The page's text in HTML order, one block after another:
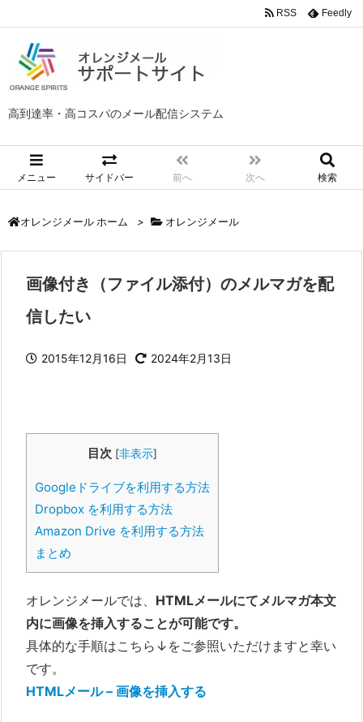
高到達率・高コスパのメール配信システム
メニュー サイドバー 前へ 次へ 検索
RSS Feedly
オレンジメール ホーム > オレンジメール
画像付き（ファイル添付）のメルマガを配
信したい
2015年12月16日 2024年2月13日
目次 [非表示]
Googleドライブを利用する方法
Dropbox を利用する方法
Amazon Drive を利用する方法
まとめ
オレンジメールでは、 HTMLメールにてメルマガ本文
内に画像を挿入することが可能です。
具体的な手順はこちら↓をご参照いただけますと幸い
です。
HTMLメール – 画像を挿入する